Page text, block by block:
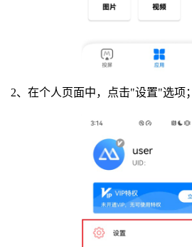
2、在个人页面中，点击"设置"选项；